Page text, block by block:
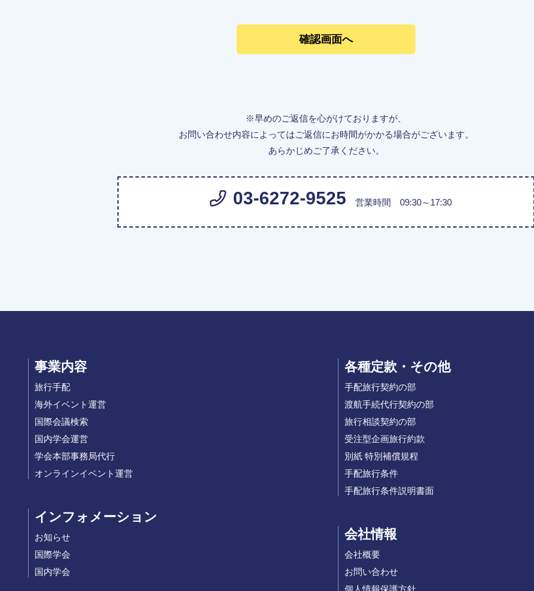
※早めのご返信を心がけておりますが、
お問い合わせ内容によってはご返信にお時間がかかる場合がございます。
あらかじめご了承ください。
03-6272-9525 営業時間 09:30～17:30
事業内容
旅行手配
海外イベント運営
国際会議検索
国内学会運営
学会本部事務局代行
オンラインイベント運営
インフォメーション
お知らせ
国際学会
国内学会
各種定款・その他
手配旅行契約の部
渡航手続代行契約の部
旅行相談契約の部
受注型企画旅行約款
別紙 特別補償規程
手配旅行条件
手配旅行条件説明書面
会社情報
会社概要
お問い合わせ